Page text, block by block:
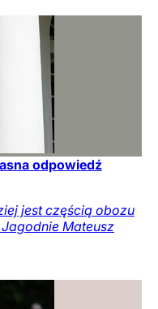
odpowiedź
jest częścią obozu
Mateusz